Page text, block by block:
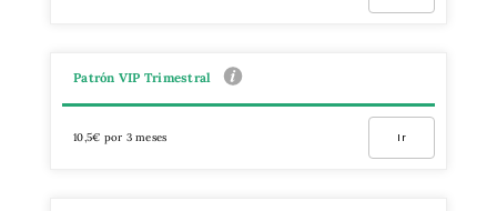
Patrón VIP Trimestral
10,5€ por 3 meses Ir